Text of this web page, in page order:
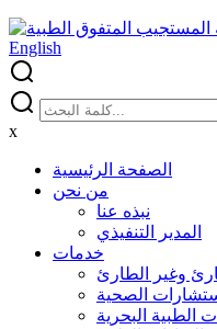
English
x
الصفحة الرئيسية
من نحن
نبذه عنا
المدير التنفيذي
خدمات
وغير الطارئ
الصحية
الطبية البحرية